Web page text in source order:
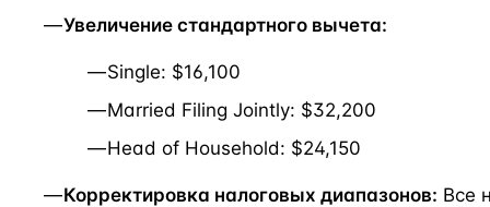
Увеличение стандартного вычета:
Single: $16,100
Married Filing Jointly: $32,200
Head of Household: $24,150
Корректировка налоговых диапазонов: Все